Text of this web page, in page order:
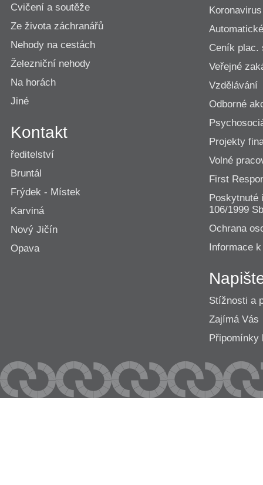
Cvičení a soutěže
Ze života záchranářů
Nehody na cestách
Železniční nehody
Na horách
Jiné
Kontakt
ředitelství
Bruntál
Frýdek - Místek
Karviná
Nový Jičín
Opava
Koronavirus
Ceník plac.
Veřejné
Vzdělávání
Odborné
Projekty
Volné
First
Poskytnuté
106/1999
Ochrana
Informace
Stížnosti a
Zajímá Vás
Připomínky